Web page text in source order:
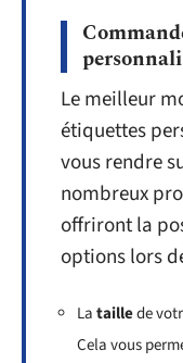
Le meilleur
étiquettes
vous rendre
nombreux
offriront la
options lors
Lataillede
Cela vous